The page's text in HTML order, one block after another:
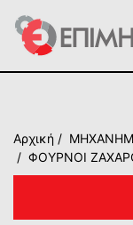
Αρχική
ΦΟΥΡΝΟΙ